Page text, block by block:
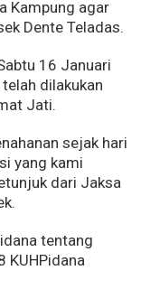
Kampung agar
Dente Teladas.
16 Januari
dilakukan
Jati.
sejak hari
yang kami
dari Jaksa
tentang
KUHPidana